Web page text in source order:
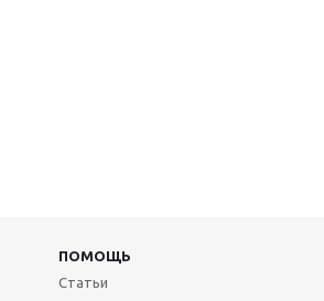
ПОМОЩЬ
Статьи